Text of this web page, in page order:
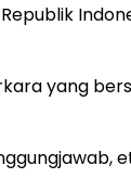
yang